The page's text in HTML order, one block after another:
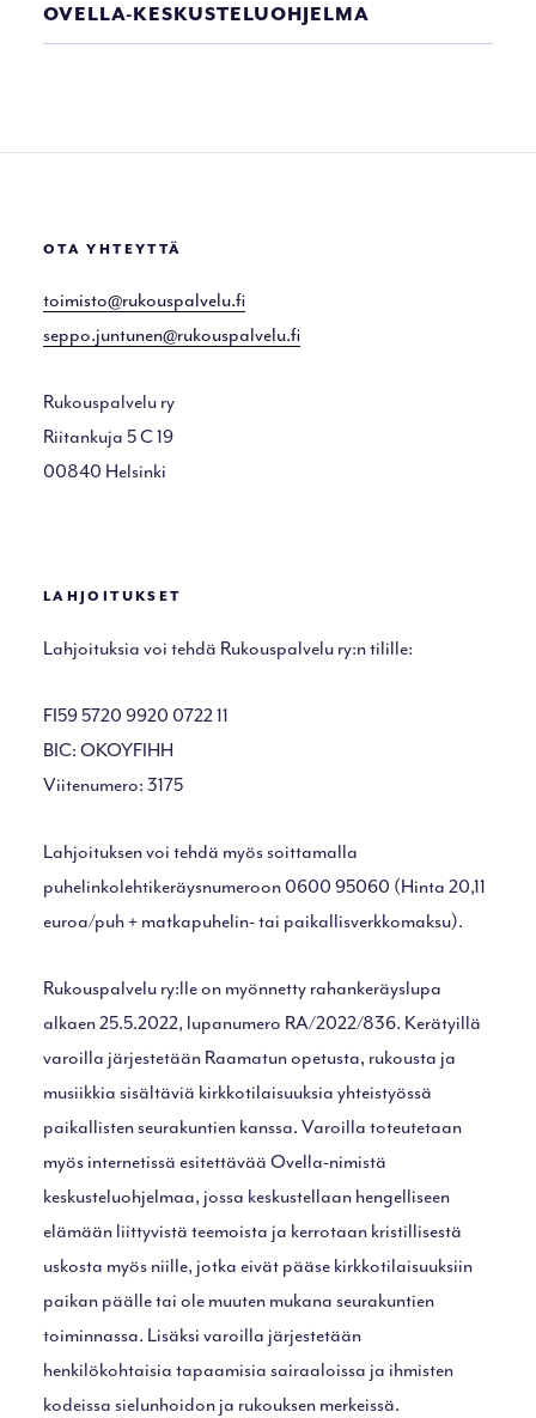
OVELLA-KESKUSTELUOHJELMA
OTA YHTEYTTÄ
toimisto@rukouspalvelu.fi
seppo.juntunen@rukouspalvelu.fi
Rukouspalvelu ry
Riitankuja 5 C 19
00840 Helsinki
LAHJOITUKSET
Lahjoituksia voi tehdä Rukouspalvelu ry:n tilille:
FI59 5720 9920 0722 11
BIC: OKOYFIHH
Viitenumero: 3175
Lahjoituksen voi tehdä myös soittamalla
puhelinkolehtikeräysnumeroon 0600 95060 (Hinta 20,11
euroa/puh + matkapuhelin- tai paikallisverkkomaksu).
Rukouspalvelu ry:lle on myönnetty rahankeräyslupa
alkaen 25.5.2022, lupanumero RA/2022/836. Kerätyillä
varoilla järjestetään Raamatun opetusta, rukousta ja
musiikkia sisältäviä kirkkotilaisuuksia yhteistyössä
paikallisten seurakuntien kanssa. Varoilla toteutetaan
myös internetissä esitettävää Ovella-nimistä
keskusteluohjelmaa, jossa keskustellaan hengelliseen
elämään liittyvistä teemoista ja kerrotaan kristillisestä
uskosta myös niille, jotka eivät pääse kirkkotilaisuuksiin
paikan päälle tai ole muuten mukana seurakuntien
toiminnassa. Lisäksi varoilla järjestetään
henkilökohtaisia tapaamisia sairaaloissa ja ihmisten
kodeissa sielunhoidon ja rukouksen merkeissä.